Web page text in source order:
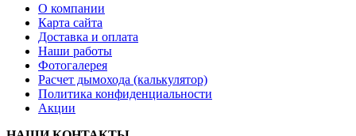
О компании
Карта сайта
Доставка и оплата
Наши работы
Фотогалерея
Расчет дымохода (калькулятор)
Политика конфиденциальности
Акции